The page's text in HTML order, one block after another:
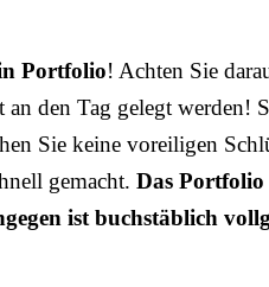
Portfolio! Achten Sie
den Tag gelegt werden!
Sie keine voreiligen
gemacht. Das Portfolio
ist buchstäblich